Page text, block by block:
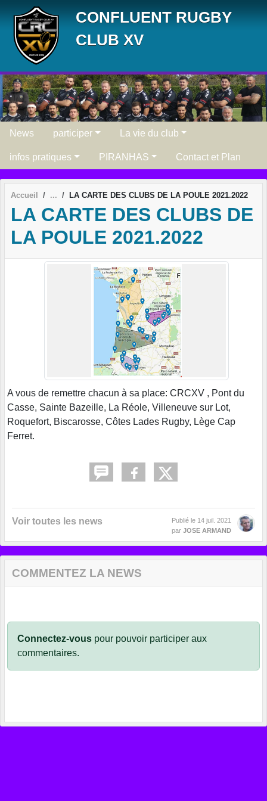
CONFLUENT RUGBY
CLUB XV
News participer La vie du club
infos pratiques PIRANHAS Contact et Plan
Accueil LA CARTE DES CLUBS DE LA POULE 2021.2022
LA CARTE DES CLUBS DE
LA POULE 2021.2022
A vous de remettre chacun à sa place: CRCXV , Pont du
Casse, Sainte Bazeille, La Réole, Villeneuve sur Lot,
Roquefort, Biscarosse, Côtes Lades Rugby, Lège Cap
Ferret.
Voir toutes les news Publié le 14 juil. 2021
par JOSE ARMAND
COMMENTEZ LA NEWS
Connectez-vous pour pouvoir participer aux
commentaires.
Panneau de gestion des cookies